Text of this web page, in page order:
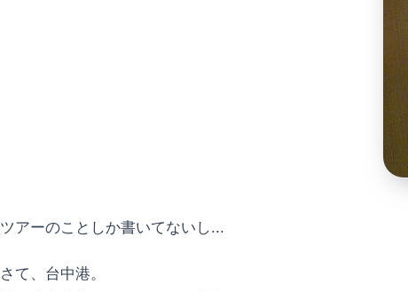
ツアーのことしか書いてないし...
さて、台中港。